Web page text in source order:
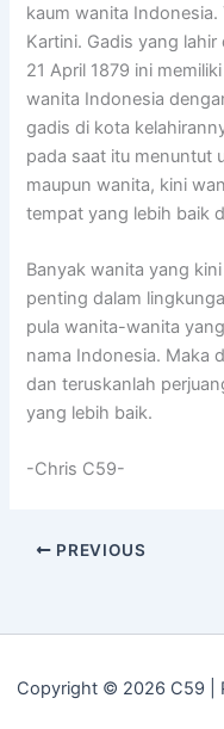
kaum wanita Indonesia.
Kartini. Gadis yang
21 April 1879 ini
wanita Indonesia
gadis di kota
pada saat itu menuntut
maupun wanita, kini
tempat yang lebih baik
Banyak wanita yang
penting dalam
pula wanita-wanita
nama Indonesia. Maka
dan teruskanlah
yang lebih baik.
-Chris C59-
PREVIOUS
Copyright © 2026 C59 |